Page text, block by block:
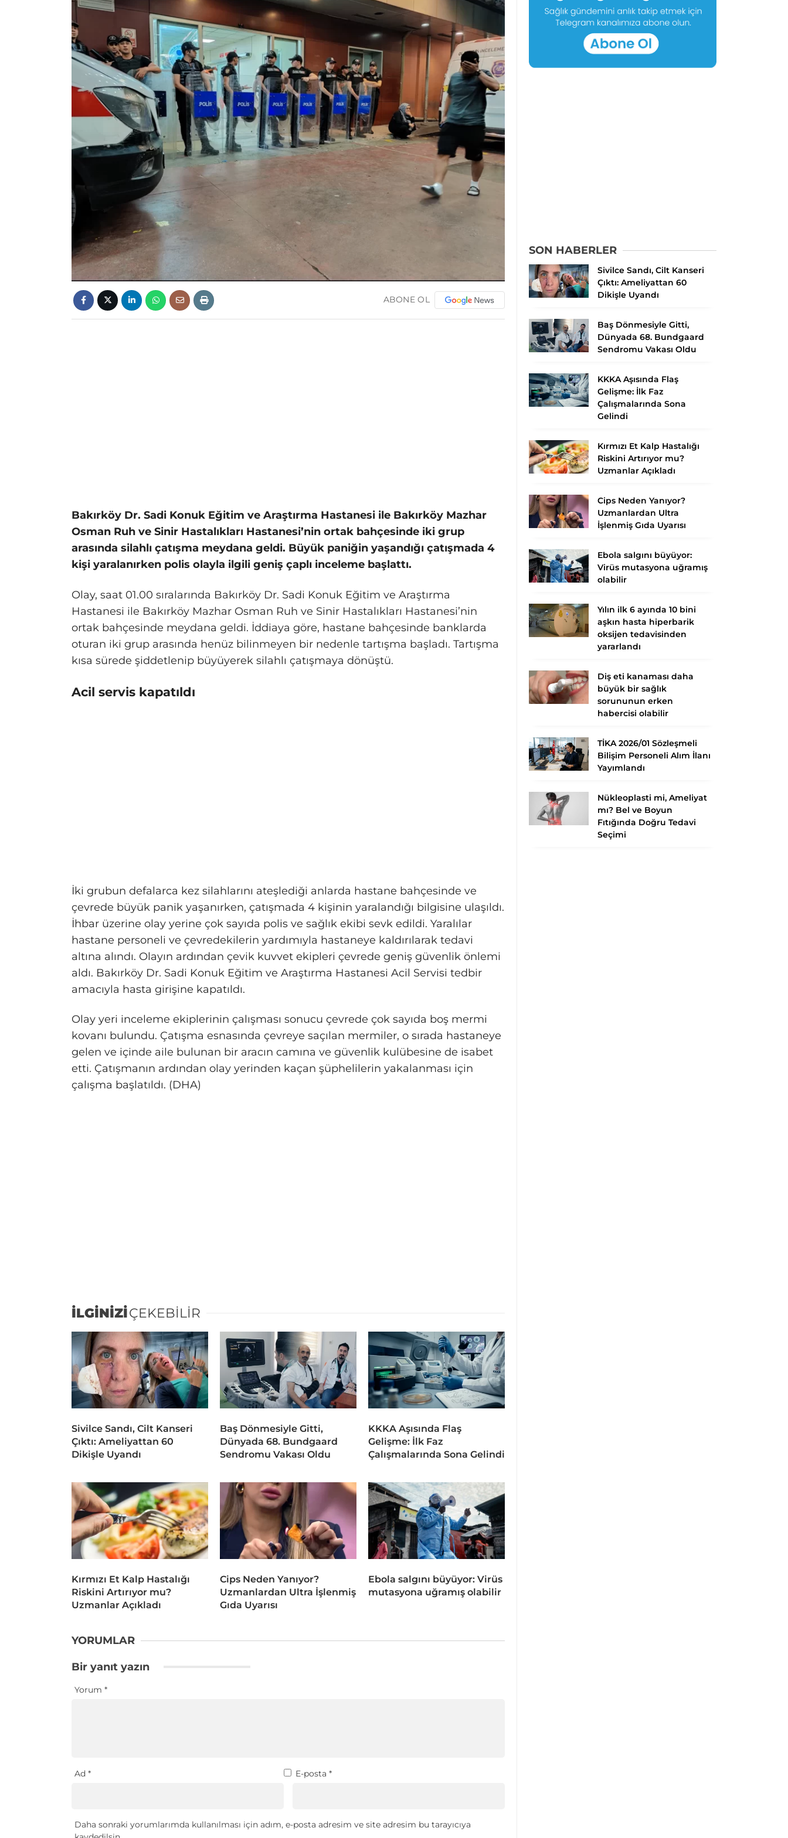
ABONE OL
Bakırköy Dr. Sadi Konuk Eğitim ve Araştırma Hastanesi ile Bakırköy Mazhar
Osman Ruh ve Sinir Hastalıkları Hastanesi’nin ortak bahçesinde iki grup
arasında silahlı çatışma meydana geldi. Büyük paniğin yaşandığı çatışmada 4
kişi yaralanırken polis olayla ilgili geniş çaplı inceleme başlattı.
Olay, saat 01.00 sıralarında Bakırköy Dr. Sadi Konuk Eğitim ve Araştırma
Hastanesi ile Bakırköy Mazhar Osman Ruh ve Sinir Hastalıkları Hastanesi’nin
ortak bahçesinde meydana geldi. İddiaya göre, hastane bahçesinde banklarda
oturan iki grup arasında henüz bilinmeyen bir nedenle tartışma başladı. Tartışma
kısa sürede şiddetlenip büyüyerek silahlı çatışmaya dönüştü.
Acil servis kapatıldı
İki grubun defalarca kez silahlarını ateşlediği anlarda hastane bahçesinde ve
çevrede büyük panik yaşanırken, çatışmada 4 kişinin yaralandığı bilgisine ulaşıldı.
İhbar üzerine olay yerine çok sayıda polis ve sağlık ekibi sevk edildi. Yaralılar
hastane personeli ve çevredekilerin yardımıyla hastaneye kaldırılarak tedavi
altına alındı. Olayın ardından çevik kuvvet ekipleri çevrede geniş güvenlik önlemi
aldı. Bakırköy Dr. Sadi Konuk Eğitim ve Araştırma Hastanesi Acil Servisi tedbir
amacıyla hasta girişine kapatıldı.
Olay yeri inceleme ekiplerinin çalışması sonucu çevrede çok sayıda boş mermi
kovanı bulundu. Çatışma esnasında çevreye saçılan mermiler, o sırada hastaneye
gelen ve içinde aile bulunan bir aracın camına ve güvenlik kulübesine de isabet
etti. Çatışmanın ardından olay yerinden kaçan şüphelilerin yakalanması için
çalışma başlatıldı. (DHA)
İLGİNİZİÇEKEBİLİR
Sivilce Sandı, Cilt Kanseri
Çıktı: Ameliyattan 60
Dikişle Uyandı
Baş Dönmesiyle Gitti,
Dünyada 68. Bundgaard
Sendromu Vakası Oldu
KKKA Aşısında Flaş
Gelişme: İlk Faz
Çalışmalarında Sona Gelindi
Kırmızı Et Kalp Hastalığı
Riskini Artırıyor mu?
Uzmanlar Açıkladı
Cips Neden Yanıyor?
Uzmanlardan Ultra İşlenmiş
Gıda Uyarısı
Ebola salgını büyüyor: Virüs
mutasyona uğramış olabilir
YORUMLAR
Bir yanıt yazın
Yorum *
Ad * E-posta *
Daha sonraki yorumlarımda kullanılması için adım, e-posta adresim ve site adresim bu tarayıcıya
SON HABERLER
Sivilce Sandı, Cilt Kanseri
Çıktı: Ameliyattan 60
Dikişle Uyandı
Baş Dönmesiyle Gitti,
Dünyada 68. Bundgaard
Sendromu Vakası Oldu
KKKA Aşısında Flaş
Gelişme: İlk Faz
Çalışmalarında Sona
Gelindi
Kırmızı Et Kalp Hastalığı
Riskini Artırıyor mu?
Uzmanlar Açıkladı
Cips Neden Yanıyor?
Uzmanlardan Ultra
İşlenmiş Gıda Uyarısı
Ebola salgını büyüyor:
Virüs mutasyona uğramış
olabilir
Yılın ilk 6 ayında 10 bini
aşkın hasta hiperbarik
oksijen tedavisinden
yararlandı
Diş eti kanaması daha
büyük bir sağlık
sorununun erken
habercisi olabilir
TİKA 2026/01 Sözleşmeli
Bilişim Personeli Alım İlanı
Yayımlandı
Nükleoplasti mi, Ameliyat
mı? Bel ve Boyun
Fıtığında Doğru Tedavi
Seçimi